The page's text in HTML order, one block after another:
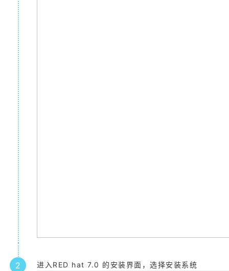
2 进入RED hat 7.0 的安装界面，选择安装系统